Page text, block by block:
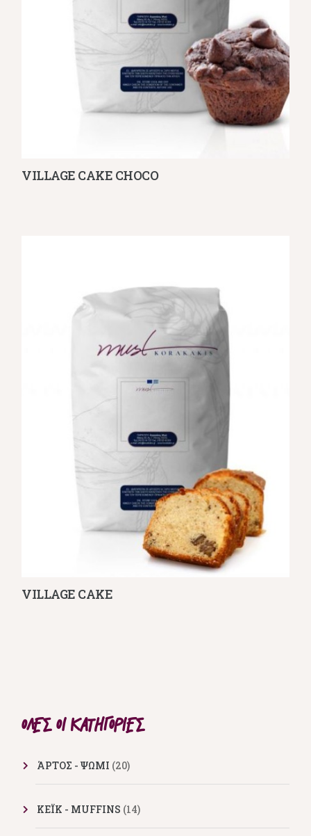
Λεπτομέρειες
VILLAGE CAKE CHOCO
VILLAGE CAKE
ΌΛΕΣ ΟΙ ΚΑΤΗΓΟΡΊΕΣ
ΆΡΤΟΣ - ΨΩΜΙ (20)
ΚΕΪΚ - MUFFINS (14)